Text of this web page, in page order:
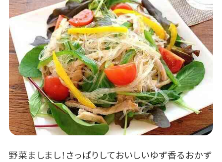
野菜ましまし！さっぱりしておいしいゆず香るおかず